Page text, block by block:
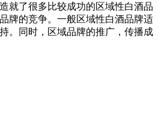
就了很多比较成功的区域性白酒品
牌的竞争。一般区域性白酒品牌适
。同时，区域品牌的推广，传播成